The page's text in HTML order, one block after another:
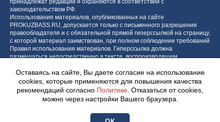
принадлежат редакции и охраняются в соответствии с
законодательством РФ.
Использование материалов, опубликованных на сайте
PROKUZBASS.RU, допускается только с письменного разрешения
правообладателя и с обязательной прямой гиперссылкой на страницу,
с которой материал заимствован, при полном соблюдении требований
Правил использования материалов. Гиперссылка должна
размещаться непосредственно в тексте, воспроизводящем
блока.
Оставаясь на сайте, Вы даете согласие на использование
cookies, которые применяются для повышения качества
рекомендаций согласно Политике . Отказаться от cookies,
можно через настройки Вашего браузера.